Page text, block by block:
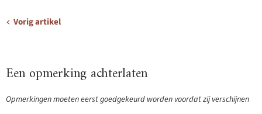
Vorig artikel
Een opmerking achterlaten
Opmerkingen moeten eerst goedgekeurd worden voordat zij verschijnen